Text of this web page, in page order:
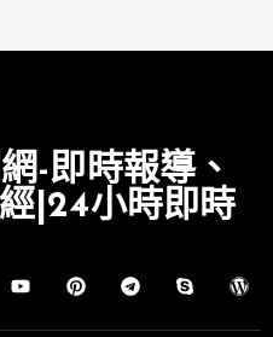
-即時報導、
|24小時即時